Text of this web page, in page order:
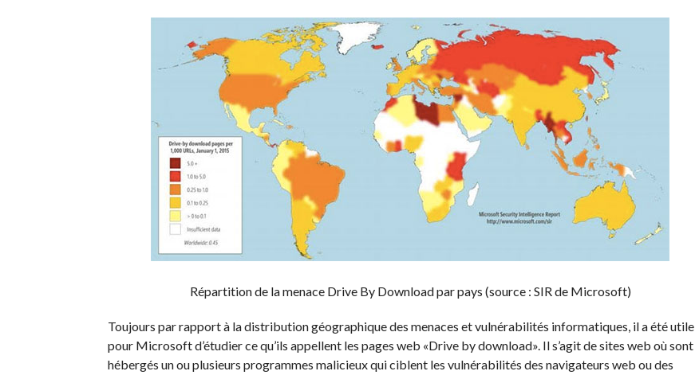
Répartition de la menace Drive By Download par pays (source : SIR de Microsoft)
Toujours par rapport à la distribution géographique des menaces et vulnérabilités informatiques, il a été utile
pour Microsoft d’étudier ce qu’ils appellent les pages web «Drive by download». Il s’agit de sites web où sont
hébergés un ou plusieurs programmes malicieux qui ciblent les vulnérabilités des navigateurs web ou des